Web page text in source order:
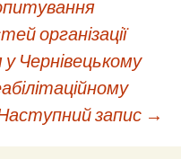
організації
Чернівецькому
запис →